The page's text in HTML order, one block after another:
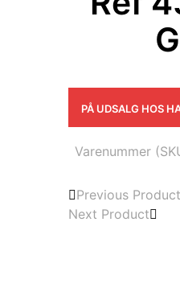
PÅ UDSALG HOS
Varenummer
Previous Product
Next Product